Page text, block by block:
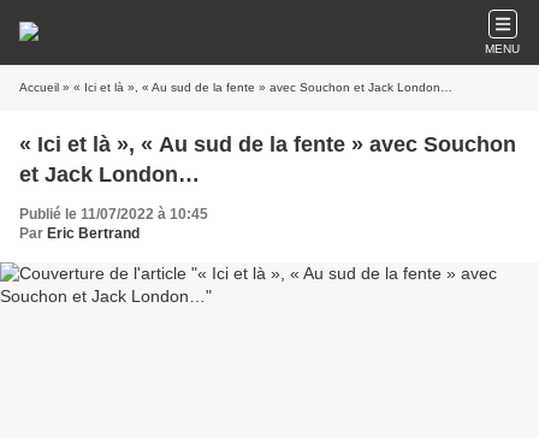
MENU
Accueil » « Ici et là », « Au sud de la fente » avec Souchon et Jack London…
« Ici et là », « Au sud de la fente » avec Souchon
et Jack London…
Publié le 11/07/2022 à 10:45
Par Eric Bertrand